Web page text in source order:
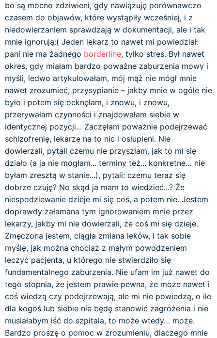
bo są mocno zdziwieni, gdy nawiązuję porównawczo
czasem do objawów, które wystąpiły wcześniej, i z
niedowierzaniem sprawdzają w dokumentacji, ale i tak
mnie ignorują:( Jeden lekarz to nawet mi powiedział:
pani nie ma żadnego borderline, tylko stres. Był nawet
okres, gdy miałam bardzo poważne zaburzenia mowy i
myśli, ledwo artykułowałam, mój mąż nie mógł mnie
nawet zrozumieć, przysypianie – jakby mnie w ogóle nie
było i potem się ocknęłam, i znowu, i znowu,
przerywałam czynności i znajdowałam siebie w
identycznej pozycji... Zaczęłam poważnie podejrzewać
schizofrenię, lekarze na to nic i osłupieni. Nie
dowierzali, pytali czemu nie przyszłam, jak to mi się
działo (a ja nie mogłam... terminy też... konkretne… nie
byłam zresztą w stanie...), pytali: czemu teraz się
dobrze czuję? No skąd ja mam to wiedzieć...? Że
niespodziewanie dzieje mi się coś, a potem nie. Jestem
doprawdy załamana tym ignorowaniem mnie przez
lekarzy, jakby mi nie dowierzali, że coś mi się dzieje.
Zmęczona jestem, ciągła zmiana leków, i tak sobie
myślę, jak można chociaż z małym powodzeniem
leczyć pacjenta, u którego nie stwierdziło się
fundamentalnego zaburzenia. Nie ufam im już nawet do
tego stopnia, że jestem prawie pewna, że może nawet i
coś wiedzą czy podejrzewają, ale mi nie powiedzą, o ile
dla kogoś lub siebie nie będę stanowić zagrożenia i nie
musiałabym iść do szpitala, to może wtedy… może.
Bardzo proszę o pomoc w zrozumieniu, dlaczego mnie